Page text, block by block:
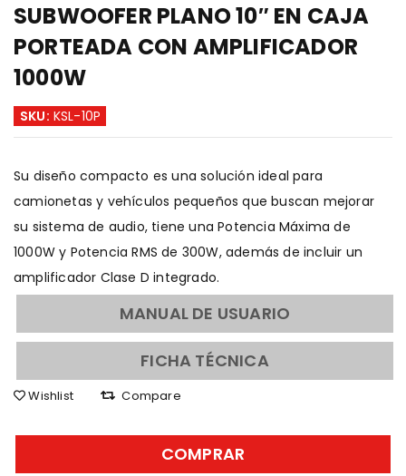
SUBWOOFER PLANO 10″ EN CAJA
PORTEADA CON AMPLIFICADOR
1000W
SKU: KSL-10P
Su diseño compacto es una solución ideal para
camionetas y vehículos pequeños que buscan mejorar
su sistema de audio, tiene una Potencia Máxima de
1000W y Potencia RMS de 300W, además de incluir un
amplificador Clase D integrado.
MANUAL DE USUARIO
FICHA TÉCNICA
Wishlist Compare
COMPRAR